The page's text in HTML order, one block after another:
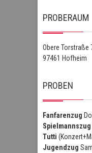
PROBERAUM
Obere Torstraße
97461 Hofheim
PROBEN
Fanfarenzug
Spielmannszug
Tutti
Jugendzug